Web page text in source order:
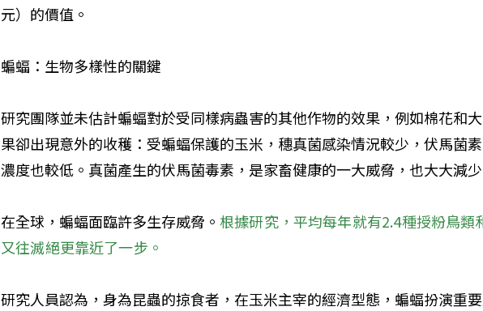
元）的價值。
蝙蝠：生物多樣性的關鍵
研究團隊並未估計蝙蝠對於受同樣病蟲害的其他作物的效果，例如棉花和
果卻出現意外的收穫：受蝙蝠保護的玉米，穗真菌感染情況較少，伏馬菌
濃度也較低。真菌產生的伏馬菌毒素，是家畜健康的一大威脅，也大大減
在全球，蝙蝠面臨許多生存威脅。 根據研究，平均每年就有2.4種授粉鳥類
又往滅絕更靠近了一步。
研究人員認為，身為昆蟲的掠食者，在玉米主宰的經濟型態，蝙蝠扮演重